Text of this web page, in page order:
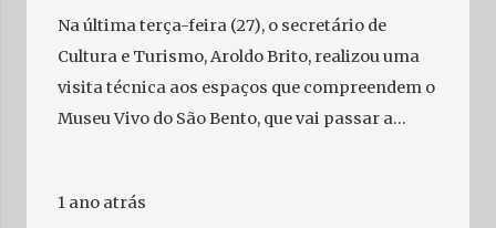
Na última terça-feira (27), o secretário de
Cultura e Turismo, Aroldo Brito, realizou uma
visita técnica aos espaços que compreendem o
Museu Vivo do São Bento, que vai passar a…
1 ano atrás